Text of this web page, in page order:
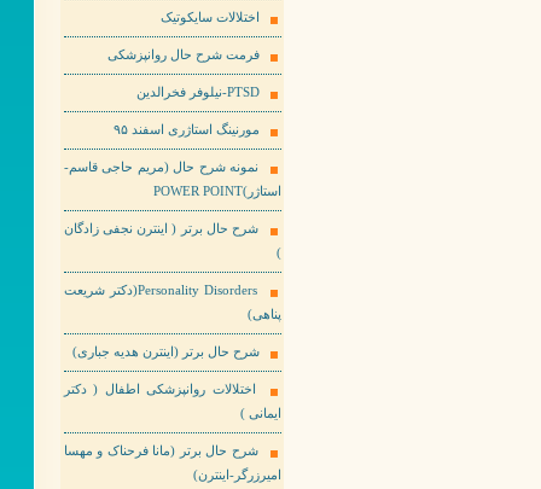
اختلالات سایکوتیک
فرمت شرح حال روانپزشکی
PTSD-نیلوفر فخرالدین
مورنینگ استاژری اسفند ۹۵
نمونه شرح حال (مریم حاجی قاسم-
استاژر)POWER POINT
شرح حال برتر ( اینترن نجفی زادگان
)
Personality Disorders(دکتر شریعت
پناهی)
شرح حال برتر (اینترن هدیه جباری)
اختلالات روانپزشکی اطفال ( دکتر
ایمانی )
شرح حال برتر (مانا فرحناک و مهسا
امیرزرگر-اینترن)